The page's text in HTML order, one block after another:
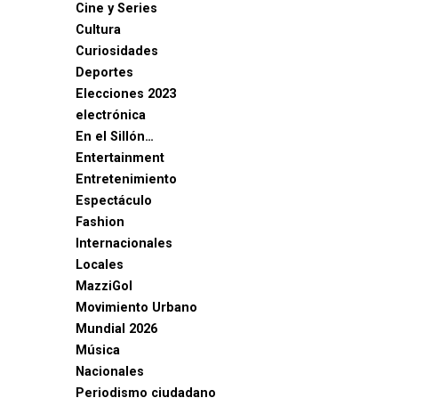
Cine y Series
Cultura
Curiosidades
Deportes
Elecciones 2023
electrónica
En el Sillón…
Entertainment
Entretenimiento
Espectáculo
Fashion
Internacionales
Locales
MazziGol
Movimiento Urbano
Mundial 2026
Música
Nacionales
Periodismo ciudadano